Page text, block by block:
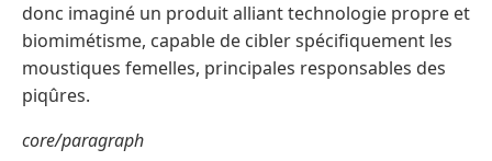
donc imaginé un produit alliant technologie propre et
biomimétisme, capable de cibler spécifiquement les
moustiques femelles, principales responsables des
piqûres.
core/paragraph